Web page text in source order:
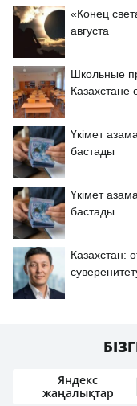
«Конец
августа
Школьные
Казахстане
Үкімет
бастады
Үкімет
бастады
Казахстан:
Яндекс
жаңалықтар